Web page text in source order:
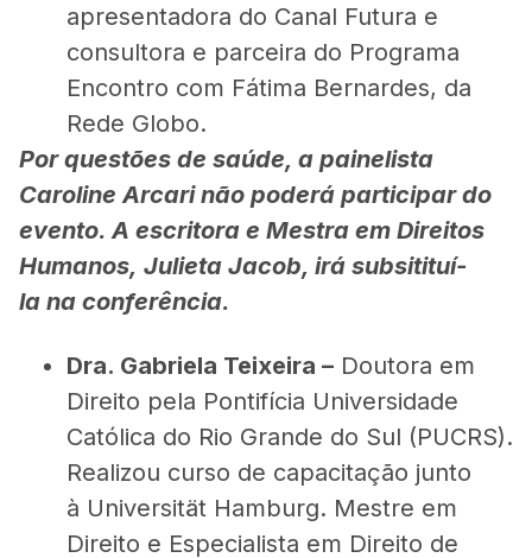
apresentadora do Canal Futura e
consultora e parceira do Programa
Encontro com Fátima Bernardes, da
Rede Globo.
Por questões de saúde, a painelista
Caroline Arcari não poderá participar do
evento. A escritora e Mestra em Direitos
Humanos, Julieta Jacob, irá subsitituí-
la na conferência.
Dra. Gabriela Teixeira – Doutora em
Direito pela Pontifícia Universidade
Católica do Rio Grande do Sul (PUCRS).
Realizou curso de capacitação junto
à Universität Hamburg. Mestre em
Direito e Especialista em Direito de